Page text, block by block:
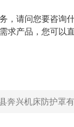
，请问您要咨询
求产品，您可以
奔兴机床防护罩